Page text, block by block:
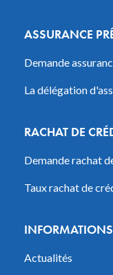
ASSURANCE
Demande
La délégation
RACHAT DE
Demande rachat
Taux rachat de
INFORMATIONS
Actualités